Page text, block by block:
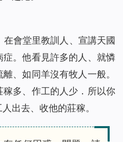
會堂里教訓人、宣講天國
。他看見許多的人、就憐
、如同羊沒有牧人一般。
多、作工的人少．所以你
出去、收他的莊稼。